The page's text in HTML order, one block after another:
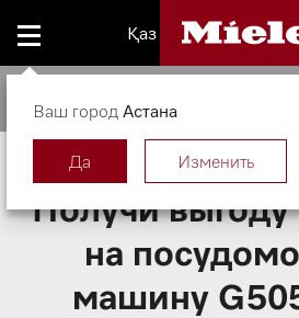
Қаз
Получи выгоду 100 000 ₸ на
G5050 SCVi Active
Получи выгоду
на
машину
Ваш город Астана
Да Изменить